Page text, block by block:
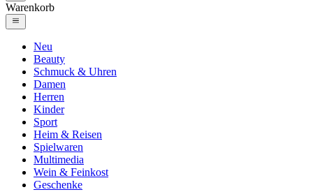
Warenkorb
Neu
Beauty
Schmuck & Uhren
Damen
Herren
Kinder
Sport
Heim & Reisen
Spielwaren
Multimedia
Wein & Feinkost
Geschenke